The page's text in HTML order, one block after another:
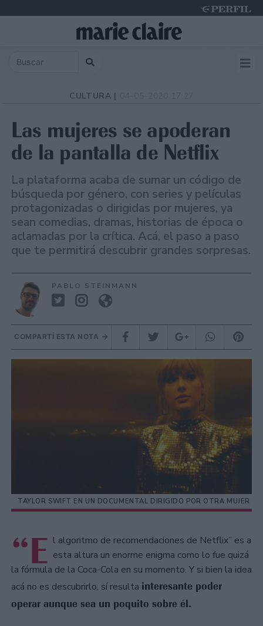
CULTURA |
Las mujeres se apoderan
de la pantalla de Netflix
La plataforma acaba de sumar un código de
búsqueda por género, con series y películas
protagonizadas o dirigidas por mujeres, ya
sean comedias, dramas, historias de época o
aclamadas por la crítica. Acá, el paso a paso
que te permitirá descubrir grandes sorpresas.
PABLO STEINMANN
COMPARTÍ ESTA NOTA
TAYLOR SWIFT EN UN DOCUMENTAL DIRIGIDO POR OTRA MUJER
“E l algoritmo de recomendaciones de Netflix” es a
esta altura un enorme enigma como lo fue quizá
la fórmula de la Coca-Cola en su momento. Y si bien la idea
acá no es descubrirlo, sí resulta interesante poder
operar aunque sea un poquito sobre él.